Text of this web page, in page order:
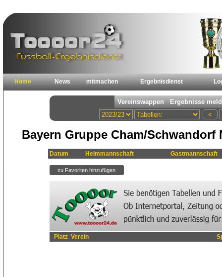
Home News mitmachen Ergebnisdienst
Bayern Gruppe Cham/Schwandorf
Datum Heimmannschaft Gastmannschaft
Platz Verein